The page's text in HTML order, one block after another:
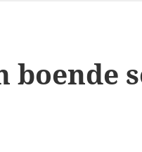
boende